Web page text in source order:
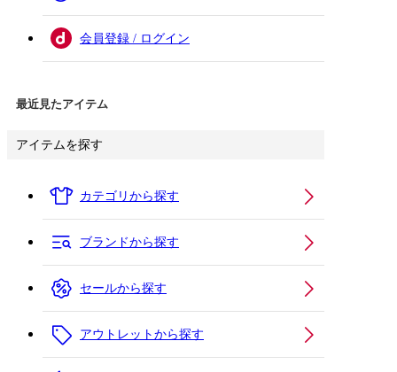
会員登録 / ログイン
最近見たアイテム
アイテムを探す
カテゴリから探す
ブランドから探す
セールから探す
アウトレットから探す